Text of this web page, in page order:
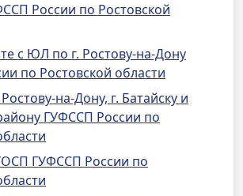
России по Ростовской
с ЮЛ по г. Ростову-на-Дону
по Ростовской области
на-Дону, г. Батайску и
ГУФССП России по
ГУФССП России по